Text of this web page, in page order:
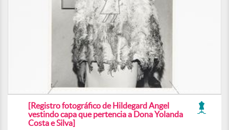
[Registro fotográfico de Hildegard Angel
vestindo capa que pertencia a Dona Yolanda
Costa e Silva]